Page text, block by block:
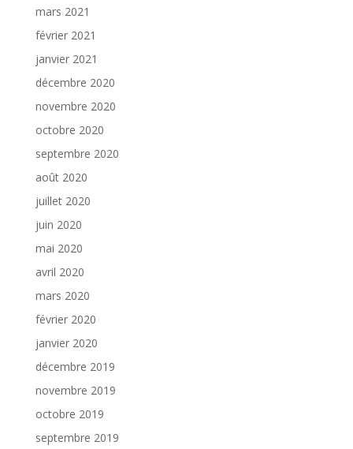
mars 2021
février 2021
janvier 2021
décembre 2020
novembre 2020
octobre 2020
septembre 2020
août 2020
juillet 2020
juin 2020
mai 2020
avril 2020
mars 2020
février 2020
janvier 2020
décembre 2019
novembre 2019
octobre 2019
septembre 2019